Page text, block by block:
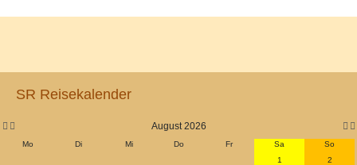
SR Reisekalender
Vorheriges
Vorheriger
August 2026
Mo Di Mi Do Fr Sa
So
1
2